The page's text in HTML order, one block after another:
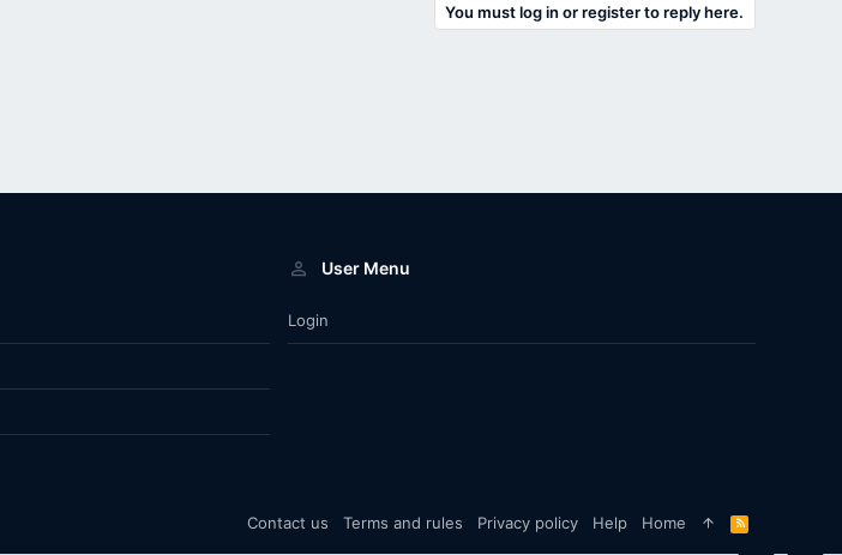
You must log in or register to reply here.
User Menu
Login
Contact us Terms and rules Privacy policy Help Home
R
S